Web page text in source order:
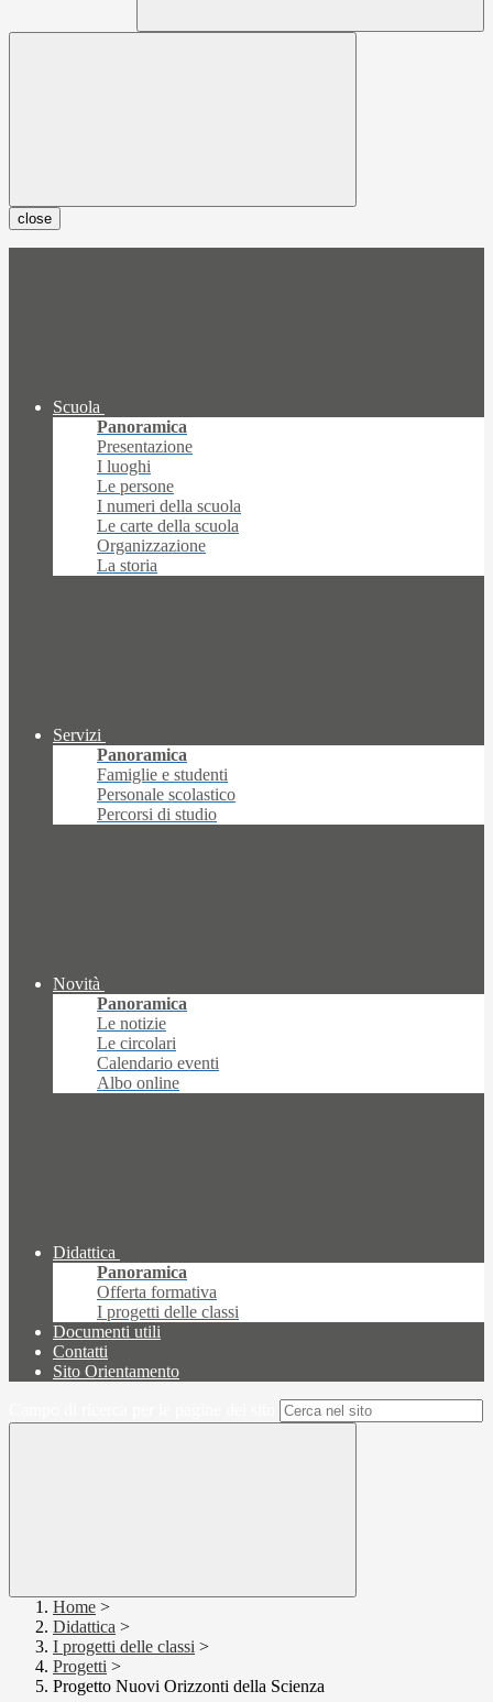
close
Scuola
Panoramica
Presentazione
I luoghi
Le persone
I numeri della scuola
Le carte della scuola
Organizzazione
La storia
Servizi
Panoramica
Famiglie e studenti
Personale scolastico
Percorsi di studio
Novità
Panoramica
Le notizie
Le circolari
Calendario eventi
Albo online
Didattica
Panoramica
Offerta formativa
I progetti delle classi
Documenti utili
Contatti
Sito Orientamento
Home >
Didattica >
I progetti delle classi >
Progetti >
Progetto Nuovi Orizzonti della Scienza